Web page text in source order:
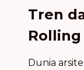
Tren
Dunia